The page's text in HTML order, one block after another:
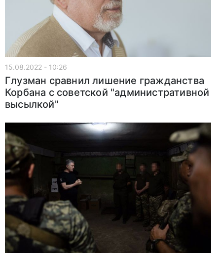
15.08.2022 - 10:26
Глузман сравнил лишение гражданства
Корбана с советской "административной
высылкой"